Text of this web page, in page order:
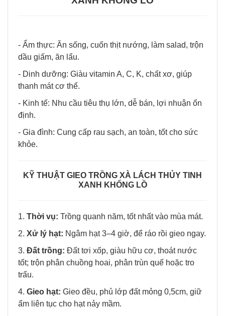
- Ẩm thực: Ăn sống, cuốn thịt nướng, làm salad, trộn
dầu giấm, ăn lẩu.
- Dinh dưỡng: Giàu vitamin A, C, K, chất xơ, giúp
thanh mát cơ thể.
- Kinh tế: Nhu cầu tiêu thụ lớn, dễ bán, lợi nhuận ổn
định.
- Gia đình: Cung cấp rau sạch, an toàn, tốt cho sức
khỏe.
KỸ THUẬT GIEO TRỒNG XÀ LÁCH THỦY TINH
XANH KHỔNG LỒ
1. Thời vụ: Trồng quanh năm, tốt nhất vào mùa mát.
2. Xử lý hạt: Ngâm hạt 3–4 giờ, để ráo rồi gieo ngay.
3. Đất trồng: Đất tơi xốp, giàu hữu cơ, thoát nước
tốt; trộn phân chuồng hoai, phân trùn quế hoặc tro
trấu.
4. Gieo hạt: Gieo đều, phủ lớp đất mỏng 0,5cm, giữ
ẩm liên tục cho hạt nảy mầm.